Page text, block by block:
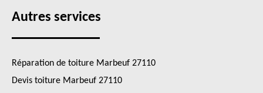
Autres services
Réparation de toiture Marbeuf 27110
Devis toiture Marbeuf 27110